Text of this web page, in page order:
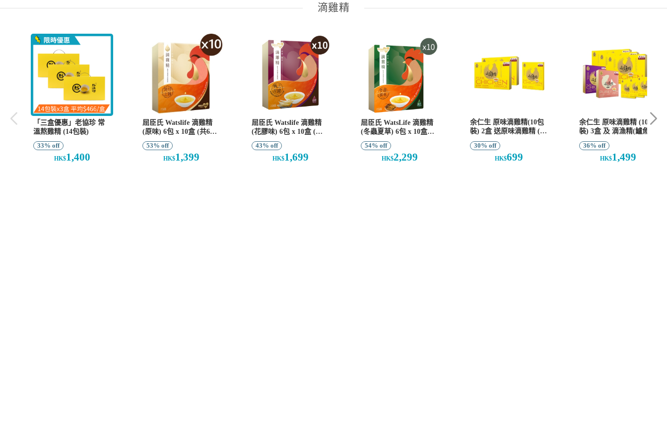
滴雞精
「三盒優惠」老協珍 常
溫熬雞精 (14包裝)
33% off
HK$1,400
屈臣氏 Watslife 滴雞精
(原味) 6包 x 10盒 (共60
包)
53% off
HK$1,399
屈臣氏 Watslife 滴雞精
(花膠味) 6包 x 10盒 (共
60包) (到期日: 2026-11-
01)
43% off
HK$1,699
屈臣氏 WatsLife 滴雞精
(冬蟲夏草) 6包 x 10盒
(共60包)
54% off
HK$2,299
余仁生 原味滴雞精(10包
裝) 2盒 送原味滴雞精 (1
包裝) 1盒
30% off
HK$699
余仁生 原味滴雞精 (10包
裝) 3盒 及 滴漁精(鱸魚)
(6包裝) 1盒 及 花膠滴雞
精 (6包裝) 1盒 送原味滴
雞精 (1包裝) 3盒
36% off
HK$1,499